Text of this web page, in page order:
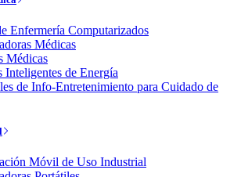
Enfermería Computarizados
Médicas
Médicas
Inteligentes de Energía
de Info-Entretenimiento para Cuidado de
Móvil de Uso Industrial